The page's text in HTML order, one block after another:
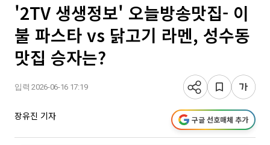
'2TV 생생정보' 오늘방송맛집- 이
불 파스타 vs 닭고기 라멘, 성수동
맛집 승자는?
입력 2026-06-16 17:19
장유진 기자 구글 선호매체 추가